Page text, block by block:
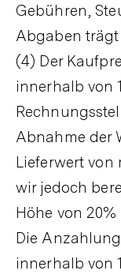
Gebühren,
Abgaben trägt
(4) Der
innerhalb von
Abnahme der
Lieferwert von
wir jedoch
Höhe von
Die
innerhalb von